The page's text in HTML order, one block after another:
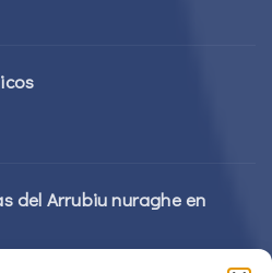
del Arrubiu nuraghe en